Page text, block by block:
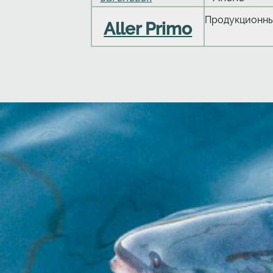
Aller Primo